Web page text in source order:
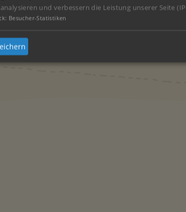
und verbessern die Leistung unserer Seite
: Besucher-Statistiken